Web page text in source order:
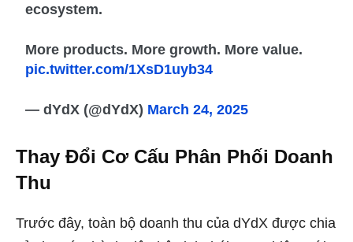
ecosystem.
More products. More growth. More value.
pic.twitter.com/1XsD1uyb34
— dYdX (@dYdX) March 24, 2025
Thay Đổi Cơ Cấu Phân Phối Doanh
Thu
Trước đây, toàn bộ doanh thu của dYdX được chia